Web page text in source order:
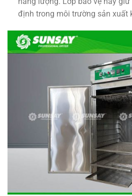
định trong môi trường sản xuất